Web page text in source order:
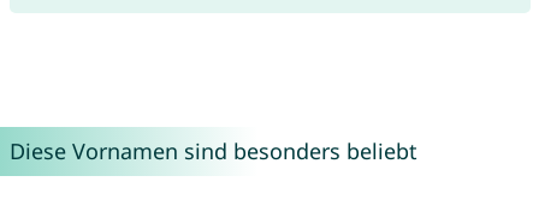
Diese Vornamen sind besonders beliebt